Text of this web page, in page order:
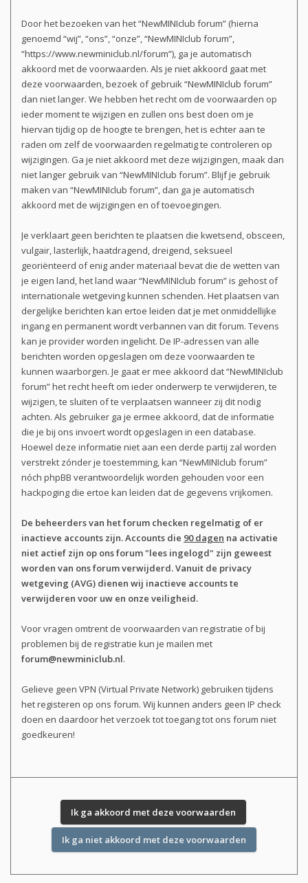
Door het bezoeken van het “NewMINIclub forum” (hierna
genoemd “wij”, “ons”, “onze”, “NewMINIclub forum”,
“https://www.newminiclub.nl/forum”), ga je automatisch
akkoord met de voorwaarden. Als je niet akkoord gaat met
deze voorwaarden, bezoek of gebruik “NewMINIclub forum”
dan niet langer. We hebben het recht om de voorwaarden op
ieder moment te wijzigen en zullen ons best doen om je
hiervan tijdig op de hoogte te brengen, het is echter aan te
raden om zelf de voorwaarden regelmatig te controleren op
wijzigingen. Ga je niet akkoord met deze wijzigingen, maak dan
niet langer gebruik van “NewMINIclub forum”. Blijf je gebruik
maken van “NewMINIclub forum”, dan ga je automatisch
akkoord met de wijzigingen en of toevoegingen.
Je verklaart geen berichten te plaatsen die kwetsend, obsceen,
vulgair, lasterlijk, haatdragend, dreigend, seksueel
georiënteerd of enig ander materiaal bevat die de wetten van
je eigen land, het land waar “NewMINIclub forum” is gehost of
internationale wetgeving kunnen schenden. Het plaatsen van
dergelijke berichten kan ertoe leiden dat je met onmiddellijke
ingang en permanent wordt verbannen van dit forum. Tevens
kan je provider worden ingelicht. De IP-adressen van alle
berichten worden opgeslagen om deze voorwaarden te
kunnen waarborgen. Je gaat er mee akkoord dat “NewMINIclub
forum” het recht heeft om ieder onderwerp te verwijderen, te
wijzigen, te sluiten of te verplaatsen wanneer zij dit nodig
achten. Als gebruiker ga je ermee akkoord, dat de informatie
die je bij ons invoert wordt opgeslagen in een database.
Hoewel deze informatie niet aan een derde partij zal worden
verstrekt zónder je toestemming, kan “NewMINIclub forum”
nóch phpBB verantwoordelijk worden gehouden voor een
hackpoging die ertoe kan leiden dat de gegevens vrijkomen.
De beheerders van het forum checken regelmatig of er
inactieve accounts zijn. Accounts die 90 dagen na activatie
niet actief zijn op ons forum "lees ingelogd" zijn geweest
worden van ons forum verwijderd. Vanuit de privacy
wetgeving (AVG) dienen wij inactieve accounts te
verwijderen voor uw en onze veiligheid.
Voor vragen omtrent de voorwaarden van registratie of bij
problemen bij de registratie kun je mailen met
forum@newminiclub.nl.
Gelieve geen VPN (Virtual Private Network) gebruiken tijdens
het registeren op ons forum. Wij kunnen anders geen IP check
doen en daardoor het verzoek tot toegang tot ons forum niet
goedkeuren!